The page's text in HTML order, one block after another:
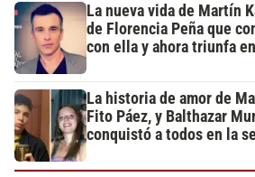
La nueva vida de Martín
de Florencia Peña que
con ella y ahora triunfa
La historia de amor de
Fito Páez, y Balthazar
conquistó a todos en la